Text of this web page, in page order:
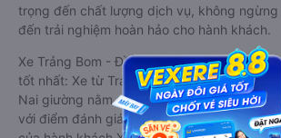
trọng đến chất lượng dịch vụ, không ngừng
đến trải nghiệm hoàn hảo cho hành khách.
Xe Trảng Bom - Đồng Nai Thống Nhất -
tốt nhất: Xe từ Trảng Bom - Đồng Nai đi
Nai giường nằm được đánh giá chung chất
với điểm đánh giá trung bình từ 1.6/5 dựa